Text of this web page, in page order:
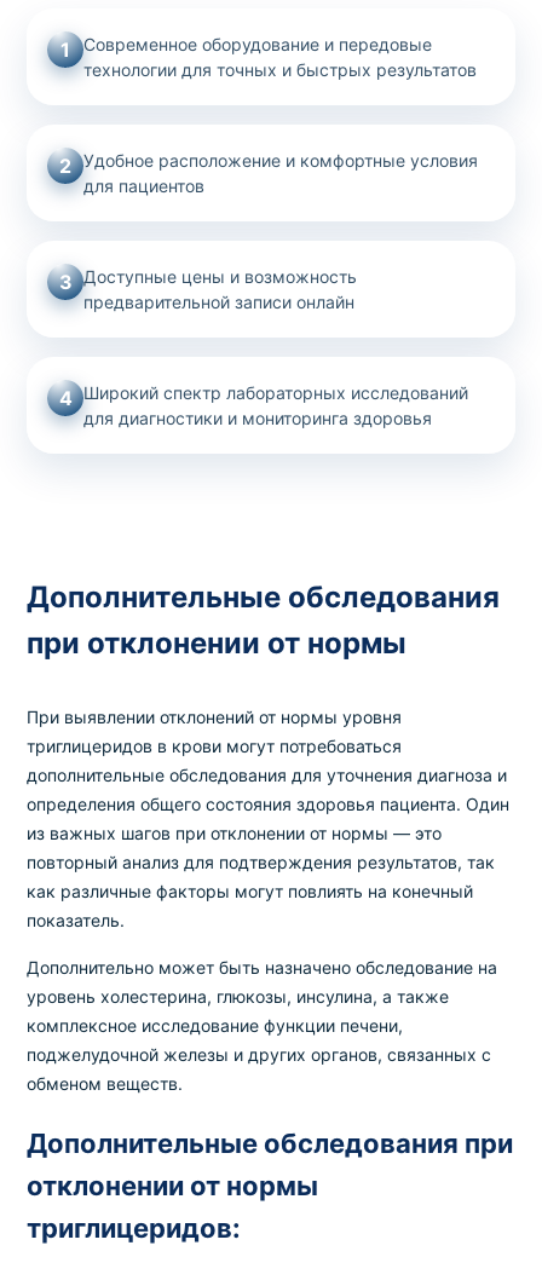
1
Современное оборудование и передовые
технологии для точных и быстрых результатов
2 Удобное расположение и комфортные условия
для пациентов
3 Доступные цены и возможность
предварительной записи онлайн
4 Широкий спектр лабораторных исследований
для диагностики и мониторинга здоровья
Дополнительные обследования
при отклонении от нормы
При выявлении отклонений от нормы уровня
триглицеридов в крови могут потребоваться
дополнительные обследования для уточнения диагноза и
определения общего состояния здоровья пациента. Один
из важных шагов при отклонении от нормы — это
повторный анализ для подтверждения результатов, так
как различные факторы могут повлиять на конечный
показатель.
Дополнительно может быть назначено обследование на
уровень холестерина, глюкозы, инсулина, а также
комплексное исследование функции печени,
поджелудочной железы и других органов, связанных с
обменом веществ.
Дополнительные обследования при
отклонении от нормы
триглицеридов: